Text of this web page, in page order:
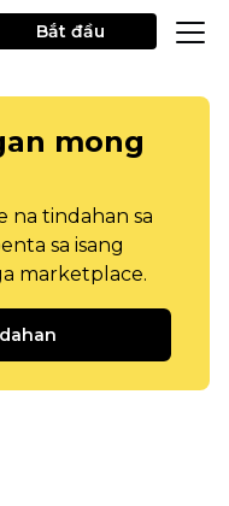
Bắt đầu
mong
na tindahan sa
sa isang
marketplace.